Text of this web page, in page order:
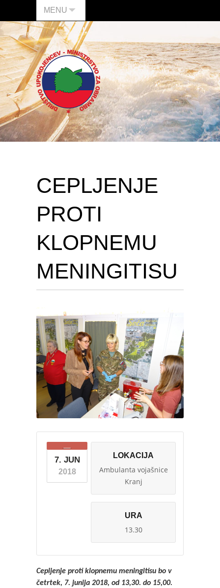
MENU
CEPLJENJE
PROTI
KLOPNEMU
MENINGITISU
7. JUN
2018
LOKACIJA
Ambulanta vojašnice
Kranj
URA
13.30
Cepljenje proti klopnemu meningitisu bo v
četrtek, 7. junija 2018, od 13,30. do 15,00.